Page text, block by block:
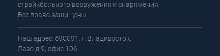
страйкбольного вооружения и снаряжения.
Все права защищены.
Наш адрес: 690091, г. Владивосток,
Лазо д.9, офис 106